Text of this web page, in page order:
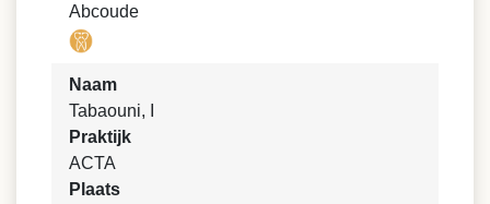
Abcoude
Naam
Tabaouni, I
Praktijk
ACTA
Plaats